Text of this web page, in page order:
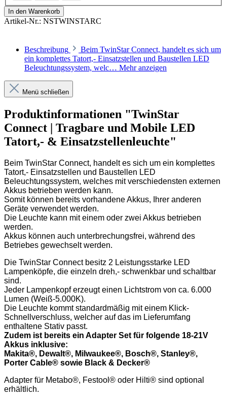
In den Warenkorb
Artikel-Nr.: NSTWINSTARC
Beschreibung
Beim TwinStar Connect, handelt es sich um
ein komplettes Tatort,- Einsatzstellen und Baustellen LED
Beleuchtungssystem, welc… Mehr anzeigen
Menü schließen
Produktinformationen "TwinStar
Connect | Tragbare und Mobile LED
Tatort,- & Einsatzstellenleuchte"
Beim TwinStar Connect, handelt es sich um ein komplettes
Tatort,- Einsatzstellen und Baustellen LED
Beleuchtungssystem, welches mit verschiedensten externen
Akkus betrieben werden kann.
Somit können bereits vorhandene Akkus, Ihrer anderen
Geräte verwendet werden.
Die Leuchte kann mit einem oder zwei Akkus betrieben
werden.
Akkus können auch unterbrechungsfrei, während des
Betriebes gewechselt werden.
Die TwinStar Connect besitz 2 Leistungsstarke LED
Lampenköpfe, die einzeln dreh,- schwenkbar und schaltbar
sind.
Jeder Lampenkopf erzeugt einen Lichtstrom von ca. 6.000
Lumen (Weiß-5.000K).
Die Leuchte kommt standardmäßig mit einem Klick-
Schnellverschluss, welcher auf das im Lieferumfang
enthaltene Stativ passt.
Zudem ist bereits ein Adapter Set für folgende 18-21V
Akkus inklusive:
Makita®, Dewalt®, Milwaukee®, Bosch®, Stanley®,
Porter Cable® sowie Black & Decker®
Adapter für Metabo®, Festool® oder Hilti® sind optional
erhältlich.